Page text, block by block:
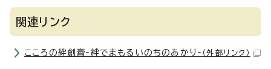
関連リンク
こころの絆創膏‐絆でまもるいのちのあかり‐ （外部リンク）